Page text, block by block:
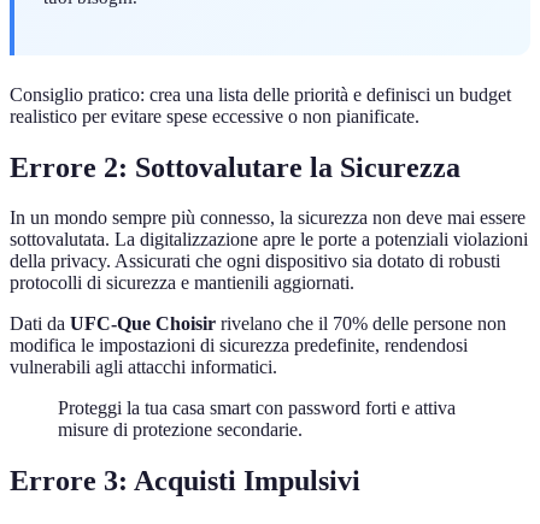
Consiglio pratico: crea una lista delle priorità e definisci un budget
realistico per evitare spese eccessive o non pianificate.
Errore 2: Sottovalutare la Sicurezza
In un mondo sempre più connesso, la sicurezza non deve mai essere
sottovalutata. La digitalizzazione apre le porte a potenziali violazioni
della privacy. Assicurati che ogni dispositivo sia dotato di robusti
protocolli di sicurezza e mantienili aggiornati.
Dati da UFC-Que Choisir rivelano che il 70% delle persone non
modifica le impostazioni di sicurezza predefinite, rendendosi
vulnerabili agli attacchi informatici.
Proteggi la tua casa smart con password forti e attiva
misure di protezione secondarie.
Errore 3: Acquisti Impulsivi